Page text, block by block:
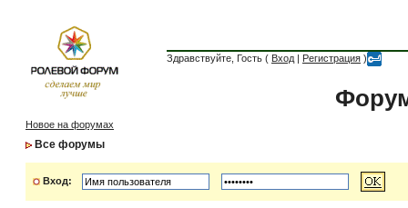
Здравствуйте, Гость ( Вход | Регистрация )
Новое на форумах
Все форумы
Вход: